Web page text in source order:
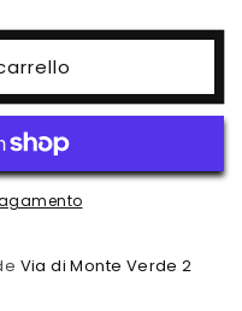
Via di Monte Verde 2